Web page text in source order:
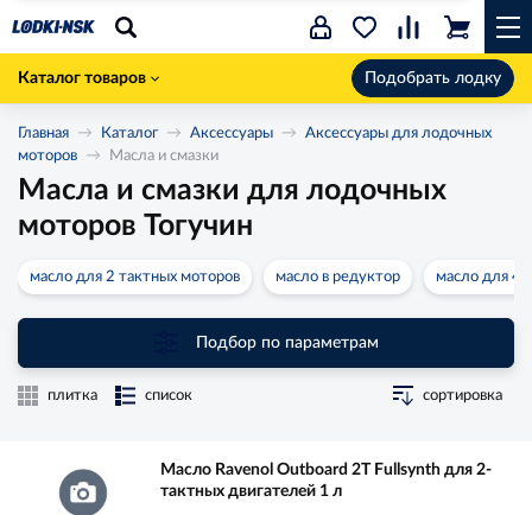
Каталог товаров Подобрать лодку
Главная Каталог Аксессуары
Аксессуары для лодочных
моторов
Масла и смазки
Масла и смазки для лодочных
моторов Тогучин
масло для 2 тактных моторов масло в редуктор масло для 4
Подбор по параметрам
плитка список сортировка
Масло Ravenol Outboard 2T Fullsynth для 2-
тактных двигателей 1 л